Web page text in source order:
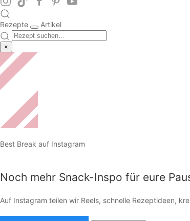
Rezepte Artikel
×
Best Break auf Instagram
Noch mehr Snack-Inspo für eure
Auf Instagram teilen wir Reels, schnelle Rezeptideen,